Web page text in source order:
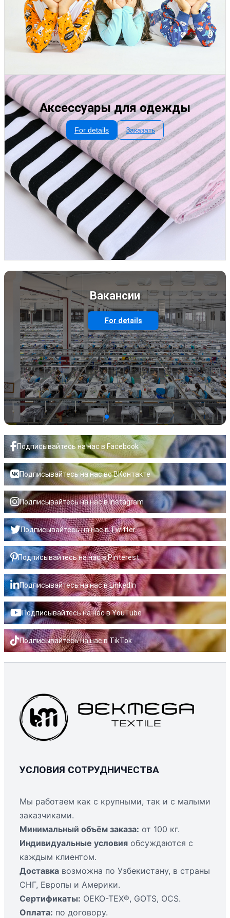
Аксессуары для одежды
For details Заказать
Вакансии
For details
Подписывайтесь на нас в Facebook
Подписывайтесь на нас во ВКонтакте
Подписывайтесь на нас в Instagram
Подписывайтесь на нас в Twitter
Подписывайтесь на нас в Pinterest
Подписывайтесь на нас в LinkedIn
Подписывайтесь на нас в YouTube
Подписывайтесь на нас в TikTok
УСЛОВИЯ СОТРУДНИЧЕСТВА
Мы работаем как с крупными, так и с малыми
заказчиками.
Минимальный объём заказа: от 100 кг.
Индивидуальные условия обсуждаются с
каждым клиентом.
Доставка возможна по Узбекистану, в страны
СНГ, Европы и Америки.
Сертификаты: OEKO-TEX®, GOTS, OCS.
Оплата: по договору.